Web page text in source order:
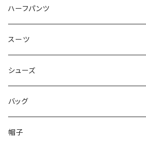
50/XL～
48/L
50/XL～
46/M
48/L
50/XL～
～44/S
46/M
48/L
50/XL～
ハーフパンツ
～44/S
46/M
48/L
50/XL～
スーツ
～44/S
46/M
48/L
シューズ
～25.5cm
26cm～
バッグ
帽子